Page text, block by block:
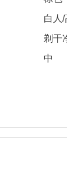
白人
剃干
中